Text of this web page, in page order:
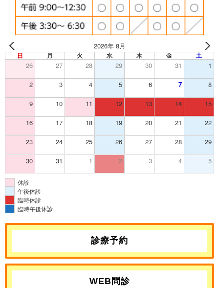
2026年 8月
日 月 火 水 木 金 土
26 27 28 29 30 31 1
2 3 4 5 6 7 8
9 10 11 12 13 14 15
16 17 18 19 20 21 22
23 24 25 26 27 28 29
30 31 1 2 3 4 5
休診
午後休診
臨時休診
臨時午後休診
診療予約
WEB問診